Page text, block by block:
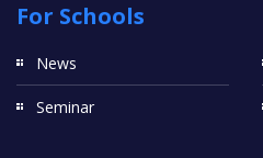
For Schools
News
Seminar